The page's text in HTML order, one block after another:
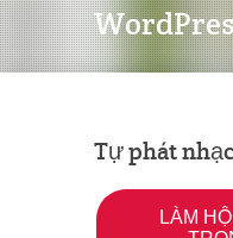
Tự phát
LÀM